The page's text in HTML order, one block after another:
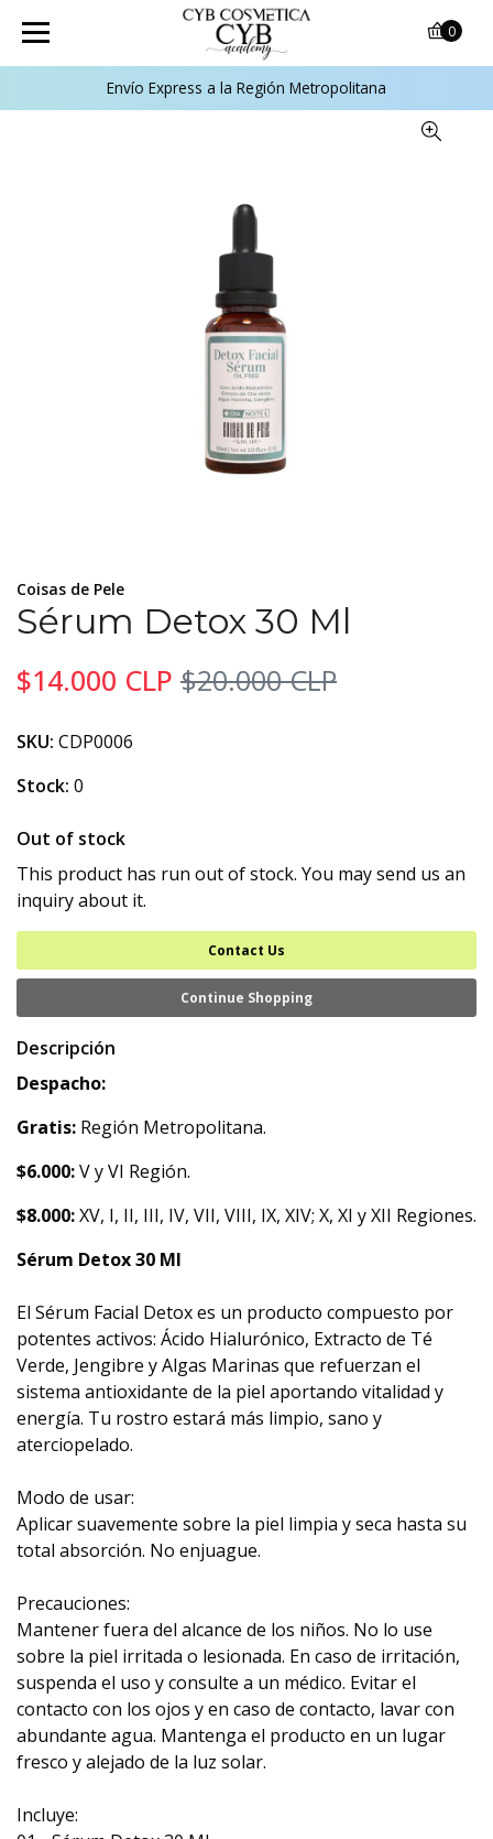
Envío Express a la Región Metropolitana
0
Coisas de Pele
Sérum Detox 30 Ml
$14.000 CLP $20.000 CLP
SKU: CDP0006
Stock: 0
Out of stock
This product has run out of stock. You may send us an
inquiry about it.
Contact Us
Continue Shopping
Descripción
Despacho:
Gratis: Región Metropolitana.
$6.000:V y VI Región.
$8.000:XV, I, II, III, IV, VII, VIII, IX, XIV; X, XI y XII Regiones.
Sérum Detox 30 Ml
El Sérum Facial Detox es un producto compuesto por
potentes activos: Ácido Hialurónico, Extracto de Té
Verde, Jengibre y Algas Marinas que refuerzan el
sistema antioxidante de la piel aportando vitalidad y
energía. Tu rostro estará más limpio, sano y
aterciopelado.
Modo de usar:
Aplicar suavemente sobre la piel limpia y seca hasta su
total absorción. No enjuague.
Precauciones:
Mantener fuera del alcance de los niños. No lo use
sobre la piel irritada o lesionada. En caso de irritación,
suspenda el uso y consulte a un médico. Evitar el
contacto con los ojos y en caso de contacto, lavar con
abundante agua. Mantenga el producto en un lugar
fresco y alejado de la luz solar.
Incluye: